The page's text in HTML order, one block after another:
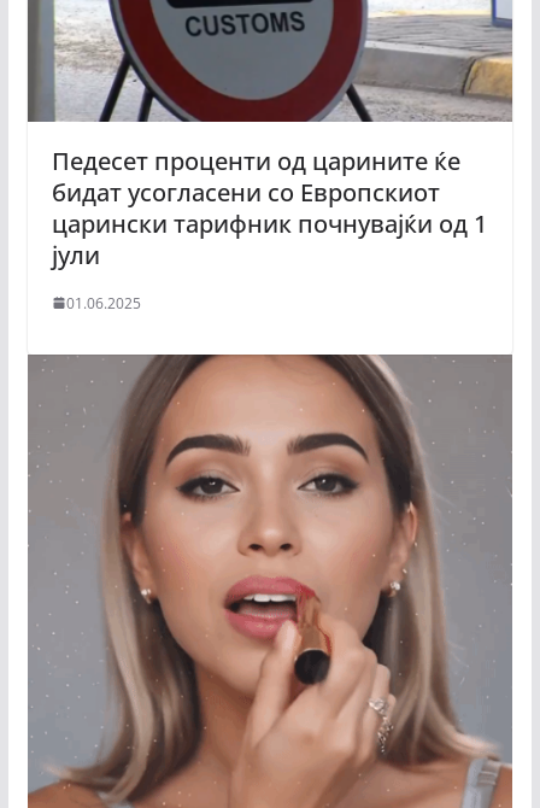
Педесет проценти од царините ќе
бидат усогласени со Европскиот
царински тарифник почнувајќи од 1
јули
01.06.2025